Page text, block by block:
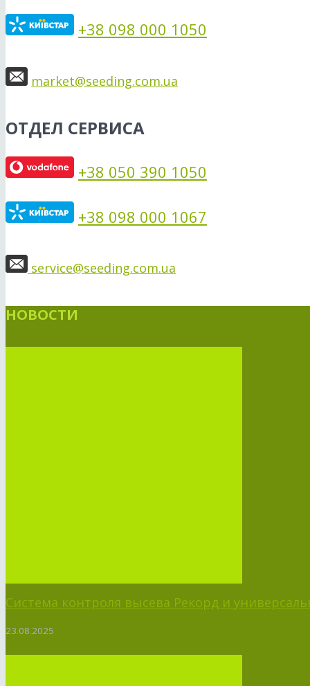
+38 098 000 1050
market@seeding.com.ua
ОТДЕЛ СЕРВИСА
+38 050 390 1050
+38 098 000 1067
service@seeding.com.ua
НОВОСТИ
Система контроля высева Рекорд и
23.08.2025